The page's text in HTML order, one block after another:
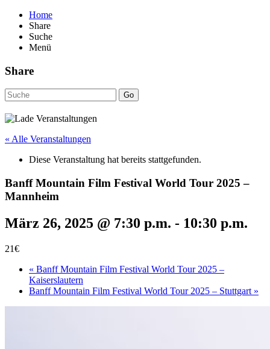
Home
Share
Suche
Menü
Share
Go
« Alle Veranstaltungen
Diese Veranstaltung hat bereits stattgefunden.
Banff Mountain Film Festival World Tour 2025 –
Mannheim
März 26, 2025 @ 7:30 p.m. - 10:30 p.m.
21€
« Banff Mountain Film Festival World Tour 2025 –
Kaiserslautern
Banff Mountain Film Festival World Tour 2025 – Stuttgart »